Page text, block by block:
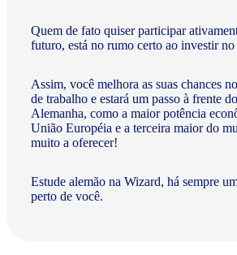
Quem de fato quiser participar
futuro, está no rumo certo ao investir no
Assim, você melhora as suas chances
de trabalho e estará um passo à frente
Alemanha, como a maior potência
União Européia e a terceira maior do
muito a oferecer!​
Estude alemão na Wizard, há sempre
perto de você.